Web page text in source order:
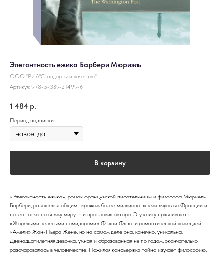
Элегантность ежика Барбери Мюриэль
ООО "РИА"Стандарты и качество"
Артикул: 978-5-389-21499-6
1 484 р.
Период подписки
В корзину
«Элегантность ежика», роман французской писательницы и философа Мюриель
Барбери, разошелся общим тиражом более миллиона экземпляров во Франции и
сотен тысяч по всему миру — и прославил автора. Эту книгу сравнивают с
«Жареными зелеными помидорами» Фэнни Флэгг и романтической комедией
«Амели» Жан-Пьера Жене, но на самом деле она, конечно, уникальна.
Двенадцатилетняя девочка, умная и образованная не по годам, окончательно
разочаровалась в человечестве. Пожилая консьержка тайно изучает философию,